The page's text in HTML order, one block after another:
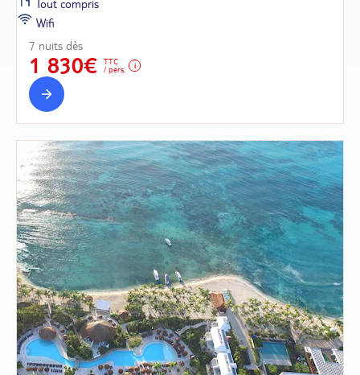
Tout compris
Wifi
7 nuits dès
1 830€
TTC
/ pers.